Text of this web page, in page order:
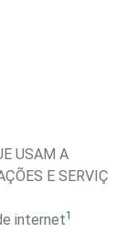
USAM A
E SERVIÇOS
internet1